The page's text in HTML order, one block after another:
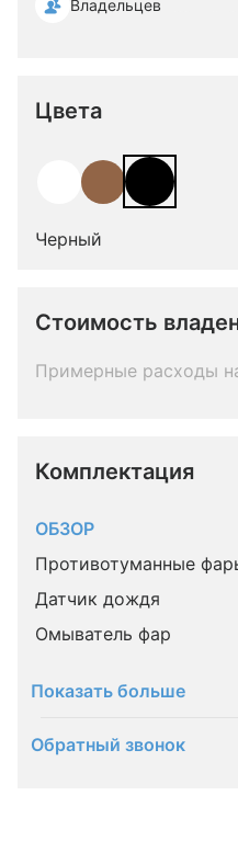
Владельцев
Цвета
Черный
Стоимость
Примерные расходы
Комплектация
ОБЗОР
Противотуманные
Датчик дождя
Омыватель фар
Показать больше
Обратный звонок